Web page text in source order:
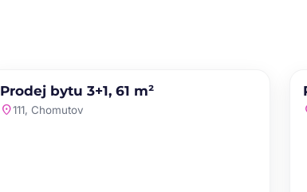
PRODEJ NOVINKA
Prodej bytu 3+1, 61 m²
location_on111, Chomutov